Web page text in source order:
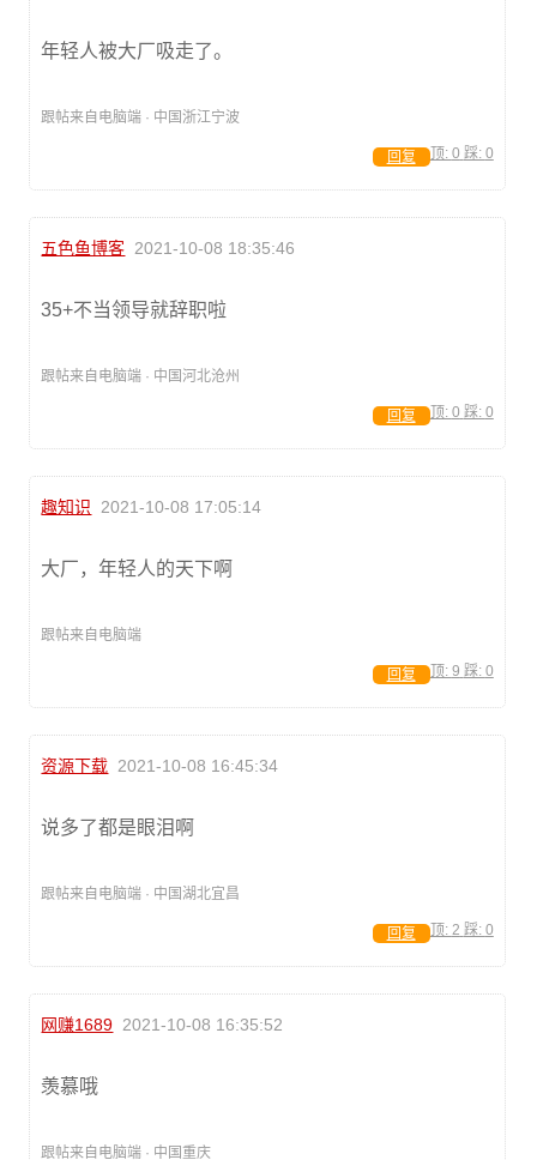
年轻人被大厂吸走了。
跟帖来自电脑端 · 中国浙江宁波
顶: 0 踩: 0
回复
五色鱼博客 2021-10-08 18:35:46
35+不当领导就辞职啦
跟帖来自电脑端 · 中国河北沧州
顶: 0 踩: 0
回复
趣知识 2021-10-08 17:05:14
大厂，年轻人的天下啊
跟帖来自电脑端
顶: 9 踩: 0
回复
资源下载 2021-10-08 16:45:34
说多了都是眼泪啊
跟帖来自电脑端 · 中国湖北宜昌
顶: 2 踩: 0
回复
网赚1689 2021-10-08 16:35:52
羡慕哦
跟帖来自电脑端 · 中国重庆